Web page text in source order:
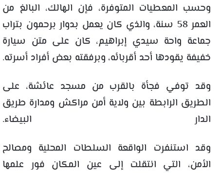
وحسب المعطيات المتوفرة، فإن الهالك، البالغ من
العمر 58 سنة، والذي كان يعمل بدوار برحمون بتراب
جماعة واحة سيدي إبراهيم، كان على متن سيارة
خفيفة يقودها أحد أقربائه، وبرفقته بعض أفراد أسرته.
وقد توفي فجأة بالقرب من مسجد عائشة، على
الطريق الرابطة بين ولاية أمن مراكش ومدارة طريق
الدار البيضاء.
وقد استنفرت الواقعة السلطات المحلية ومصالح
الأمن، التي انتقلت إلى عين المكان فور علمها